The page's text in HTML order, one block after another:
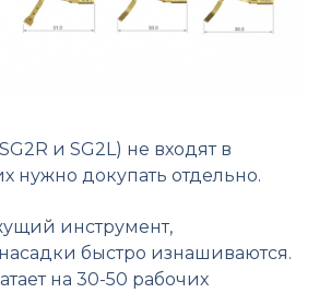
и SG2L) не входят в
нужно докупать отдельно.
инструмент,
быстро изнашиваются.
на 30-50 рабочих